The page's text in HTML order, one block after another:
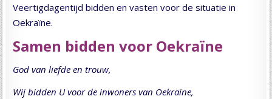
Veertigdagentijd bidden en vasten voor de situatie in
Oekraïne.
Samen bidden voor Oekraïne
God van liefde en trouw,
Wij bidden U voor de inwoners van Oekraïne,